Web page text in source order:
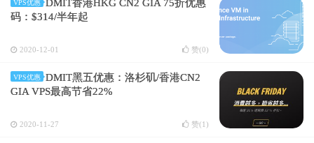
VPS优惠
DMIT香港HKG CN2 GIA 75折优惠
码：$314/半年起
2020-12-01 赞(0)
VPS优惠
DMIT黑五优惠：洛杉矶/香港CN2
GIA VPS最高节省22%
2020-11-27 赞(1 )